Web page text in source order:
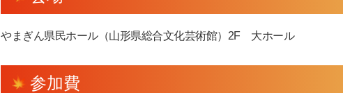
やまぎん県民ホール（山形県総合文化芸術館）2F 大ホール
参加費